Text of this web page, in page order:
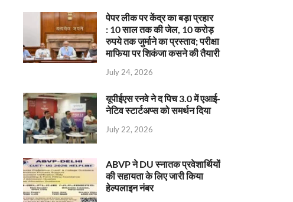
पेपर लीक पर केंद्र का बड़ा प्रहार
: 10 साल तक की जेल, 10 करोड़
रुपये तक जुर्माने का प्रस्ताव; परीक्षा
माफिया पर शिकंजा कसने की तैयारी
July 24, 2026
यूपीईएस रनवे ने द पिच 3.0 में एआई-
नेटिव स्टार्टअप्स को समर्थन दिया
July 22, 2026
ABVP ने DU स्नातक प्रवेशार्थियों
की सहायता के लिए जारी किया
हेल्पलाइन नंबर